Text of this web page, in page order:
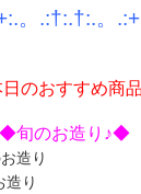
。.:†:.†:.。
日のおすすめ商
◆旬のお造り♪◆
のお造り
のお造り